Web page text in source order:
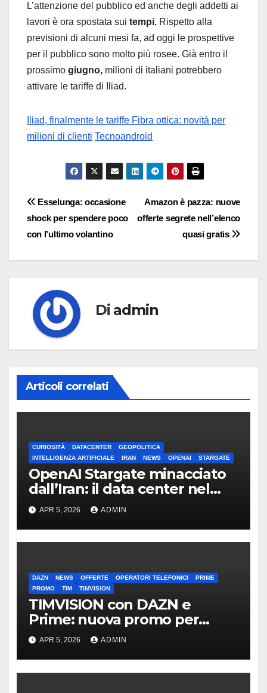
L’attenzione del pubblico ed anche degli addetti ai
lavori è ora spostata sui tempi. Rispetto alla
previsioni di alcuni mesi fa, ad oggi le prospettive
per il pubblico sono molto più rosee. Già entro il
prossimo giugno, milioni di italiani potrebbero
attivare le tariffe di Iliad.
Iliad, finalmente le tariffe Fibra ottica: novità per
milioni di clienti Tecnoandroid
Navigazione
articoli
Amazon è pazza: nuove
offerte segrete nell’elenco
quasi gratis
Esselunga: occasione
shock per spendere poco
con l’ultimo volantino
Di admin
Articoli correlati
CURIOSITÀ DATACENTER
GEOPOLITICA
INTELLIGENZA ARTIFICIALE
IRAN NEWS OPENAI STARGATE
OpenAI Stargate minacciato
dall’Iran: il data center nel
mirino
APR 5, 2026 ADMIN
DAZN NEWS OFFERTE OPERATORI TELEFONICI
PRIME
PROMO
TIM TIMVISION
TIMVISION con DAZN e
Prime: nuova promo per
clienti TIM
APR 5, 2026 ADMIN